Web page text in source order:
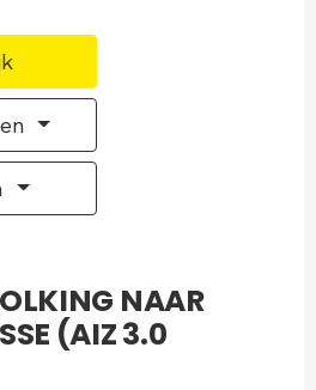
NAAR
(AIZ 3.0